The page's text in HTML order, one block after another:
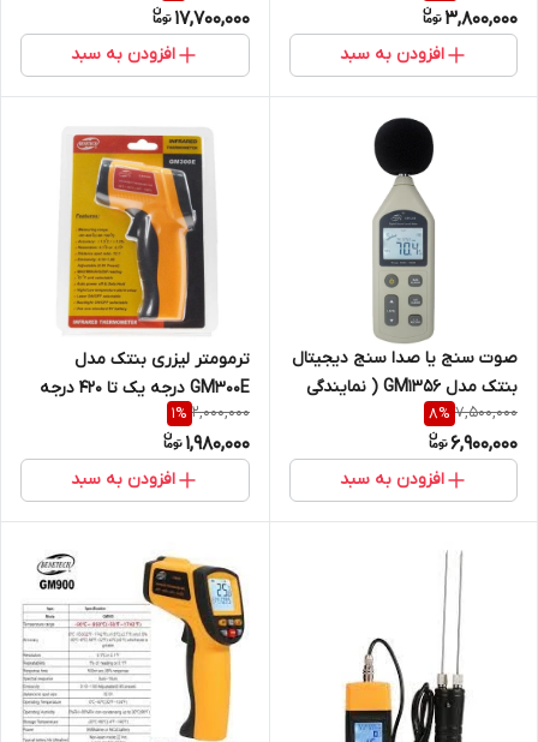
3,800,000
افزودن به سبد
17,700,000
افزودن به سبد
صوت سنج یا صدا سنج دیجیتال
بنتک مدل GM1356 ( نمایندگی
اصلی جوش آزما تجهیز)
7,500,000
8%
6,900,000
افزودن به سبد
ترمومتر لیزری بنتک مدل
GM300E درجه یک تا 420 درجه
2,000,000
1%
1,980,000
افزودن به سبد